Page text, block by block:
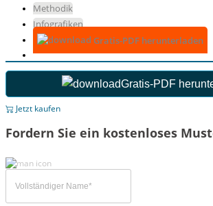
Methodik
Infografiken
Gratis-PDF herunterladen
Gratis-PDF
Jetzt kaufen
Fordern Sie ein kostenloses